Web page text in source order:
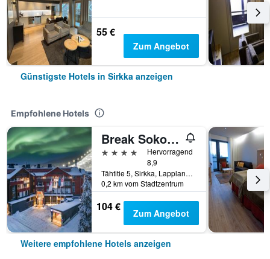
55 €
Zum Angebot
Günstigste Hotels in Sirkka anzeigen
Empfohlene Hotels
Break Sokos Hotel Levi
4 Sterne
Hervorragend
8,9
Tähtitie 5, Sirkka, Lappland, Finnland
0,2 km vom Stadtzentrum
104 € Zum Angebot
Weitere empfohlene Hotels anzeigen